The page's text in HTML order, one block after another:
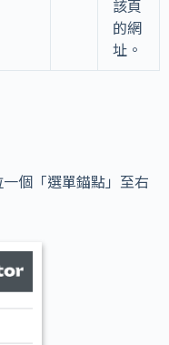
該頁
的網
址。
個「選單錨點」至右